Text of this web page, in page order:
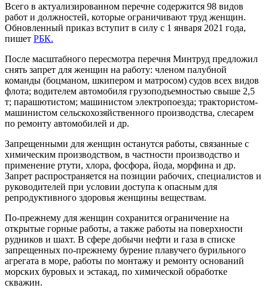
Всего в актуализированном перечне содержится 98 видов
работ и должностей, которые ограничивают труд женщин.
Обновленный приказ вступит в силу с 1 января 2021 года,
пишет РБК.
После масштабного пересмотра перечня Минтруд предложил
снять запрет для женщин на работу: членом палубной
команды (боцманом, шкипером и матросом) судов всех видов
флота; водителем автомобиля грузоподъемностью свыше 2,5
т; парашютистом; машинистом электропоезда; трактористом-
машинистом сельскохозяйственного производства, слесарем
по ремонту автомобилей и др.
Запрещенными для женщин останутся работы, связанные с
химическим производством, в частности производство и
применение ртути, хлора, фосфора, йода, морфина и др.
Запрет распространяется на позиции рабочих, специалистов и
руководителей при условии доступа к опасным для
репродуктивного здоровья женщины веществам.
По-прежнему для женщин сохранится ограничение на
открытые горные работы, а также работы на поверхности
рудников и шахт. В сфере добычи нефти и газа в списке
запрещенных по-прежнему бурение плавучего бурильного
агрегата в море, работы по монтажу и ремонту оснований
морских буровых и эстакад, по химической обработке
скважин.